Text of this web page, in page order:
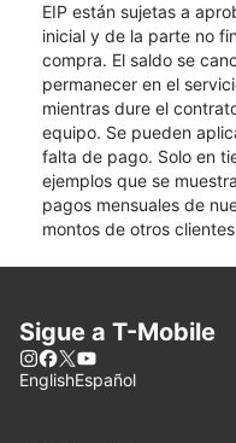
EIP están sujetas a
inicial y de la parte no
compra. El saldo se
permanecer en el
mientras dure el
equipo. Se pueden
falta de pago. Solo en
ejemplos que se
pagos mensuales de
montos de otros